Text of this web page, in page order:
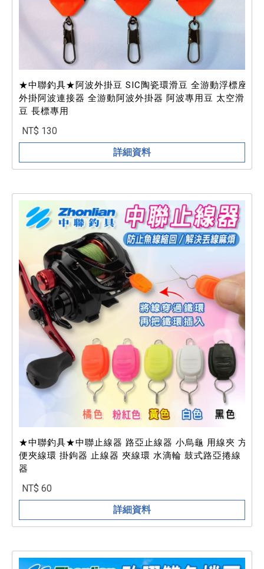
★中聯釣具★阿波外掛豆 SIC陶瓷環滑豆 全游動浮標座
外掛阿波連接器 全游動阿波外掛器 阿波專用豆 太空滑
豆 長標專用
NT$ 130
詳細資料
★中聯釣具★中聯止線器 路亞止線器 小烏龜 用線夾 方
便夾線環 掛鉤器 止線器 夾線環 水滴輪 鼓式路亞捲線
器
NT$ 60
詳細資料